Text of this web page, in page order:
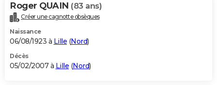
Roger QUAIN (83 ans)
Créer une cagnotte obsèques
Naissance
06/08/1923 à Lille (Nord)
Décès
05/02/2007 à Lille (Nord)